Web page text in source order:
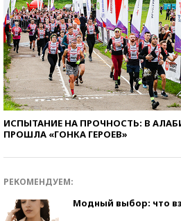
ИСПЫТАНИЕ НА ПРОЧНОСТЬ: В
ПРОШЛА «ГОНКА ГЕРОЕВ»
РЕКОМЕНДУЕМ:
Модный выбор: что